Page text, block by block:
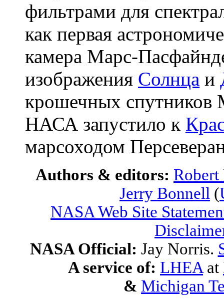
фильтрами для
как первая
камера Марс-
изображения Солнца и
крошечных спутников
НАСА запустило к
марсоходом
Authors & editors:
Jerry Bonnell (
NASA Web Site
NASA Official: Jay Norris.
A service of: LHEA at
& Michigan